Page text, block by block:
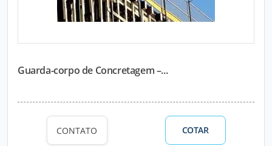
Guarda-corpo de Concretagem –...
CONTATO COTAR